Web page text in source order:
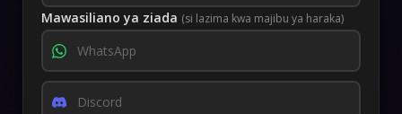
Mawasiliano ya ziada (si lazima kwa majibu ya haraka)